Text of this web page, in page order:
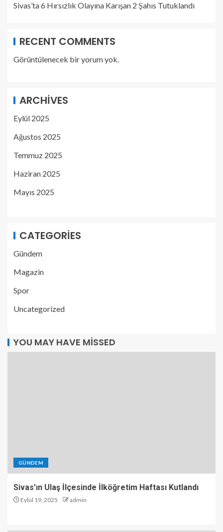
Sivas’ta 6 Hırsızlık Olayına Karışan 2 Şahıs Tutuklandı
RECENT COMMENTS
Görüntülenecek bir yorum yok.
ARCHIVES
Eylül 2025
Ağustos 2025
Temmuz 2025
Haziran 2025
Mayıs 2025
CATEGORIES
Gündem
Magazin
Spor
Uncategorized
YOU MAY HAVE MISSED
GÜNDEM
Sivas’ın Ulaş İlçesinde İlköğretim Haftası Kutlandı
Eylül 19, 2025 admin